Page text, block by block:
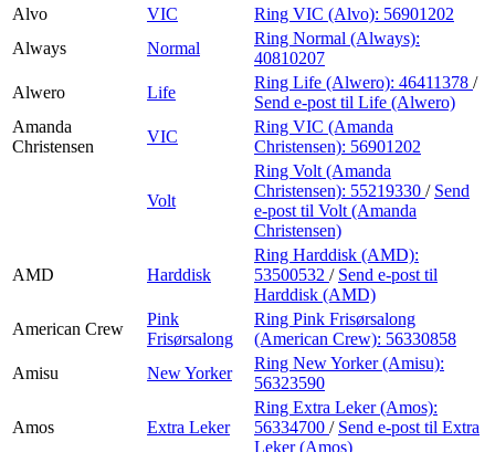
Alvo
VIC Ring VIC (Alvo): 56901202
Always
Normal
Ring Normal (Always):
40810207
Alwero
Life
Ring Life (Alwero): 46411378 /
Send e-post til Life (Alwero)
Amanda
Christensen
VIC
Ring VIC (Amanda
Christensen): 56901202
Volt
Ring Volt (Amanda
Christensen): 55219330 / Send
e-post til Volt (Amanda
Christensen)
AMD Harddisk
Ring Harddisk (AMD):
53500532 / Send e-post til
Harddisk (AMD)
American Crew
Pink
Frisørsalong
Ring Pink Frisørsalong
(American Crew): 56330858
Amisu
New Yorker
Ring New Yorker (Amisu):
56323590
Amos Extra Leker
Ring Extra Leker (Amos):
56334700 / Send e-post til Extra
Leker (Amos)